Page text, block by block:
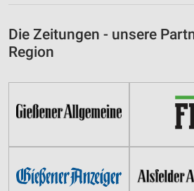
Die Zeitungen - unsere
Region